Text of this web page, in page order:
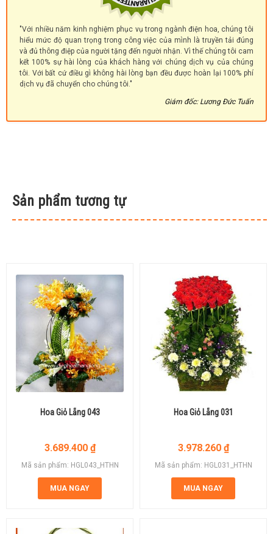
"Với nhiều năm kinh nghiệm phục vụ trong ngành điện hoa, chúng tôi
hiểu mức độ quan trọng trong công việc của mình là truyền tải đúng
và đủ thông điệp của người tặng đến người nhận. Vì thế chúng tôi cam
kết 100% sự hài lòng của khách hàng với chúng dịch vụ của chúng
tôi. Với bất cứ điều gì không hài lòng bạn đều được hoàn lại 100% phí
dịch vụ đã chuyển cho chúng tôi."
Giám đốc: Lương Đức Tuấn
Sản phẩm tương tự
Hoa Giỏ Lẵng 043
3.689.400 ₫
Mã sản phẩm: HGL043_HTHN
MUA NGAY
Hoa Giỏ Lẵng 031
3.978.260 ₫
Mã sản phẩm: HGL031_HTHN
MUA NGAY